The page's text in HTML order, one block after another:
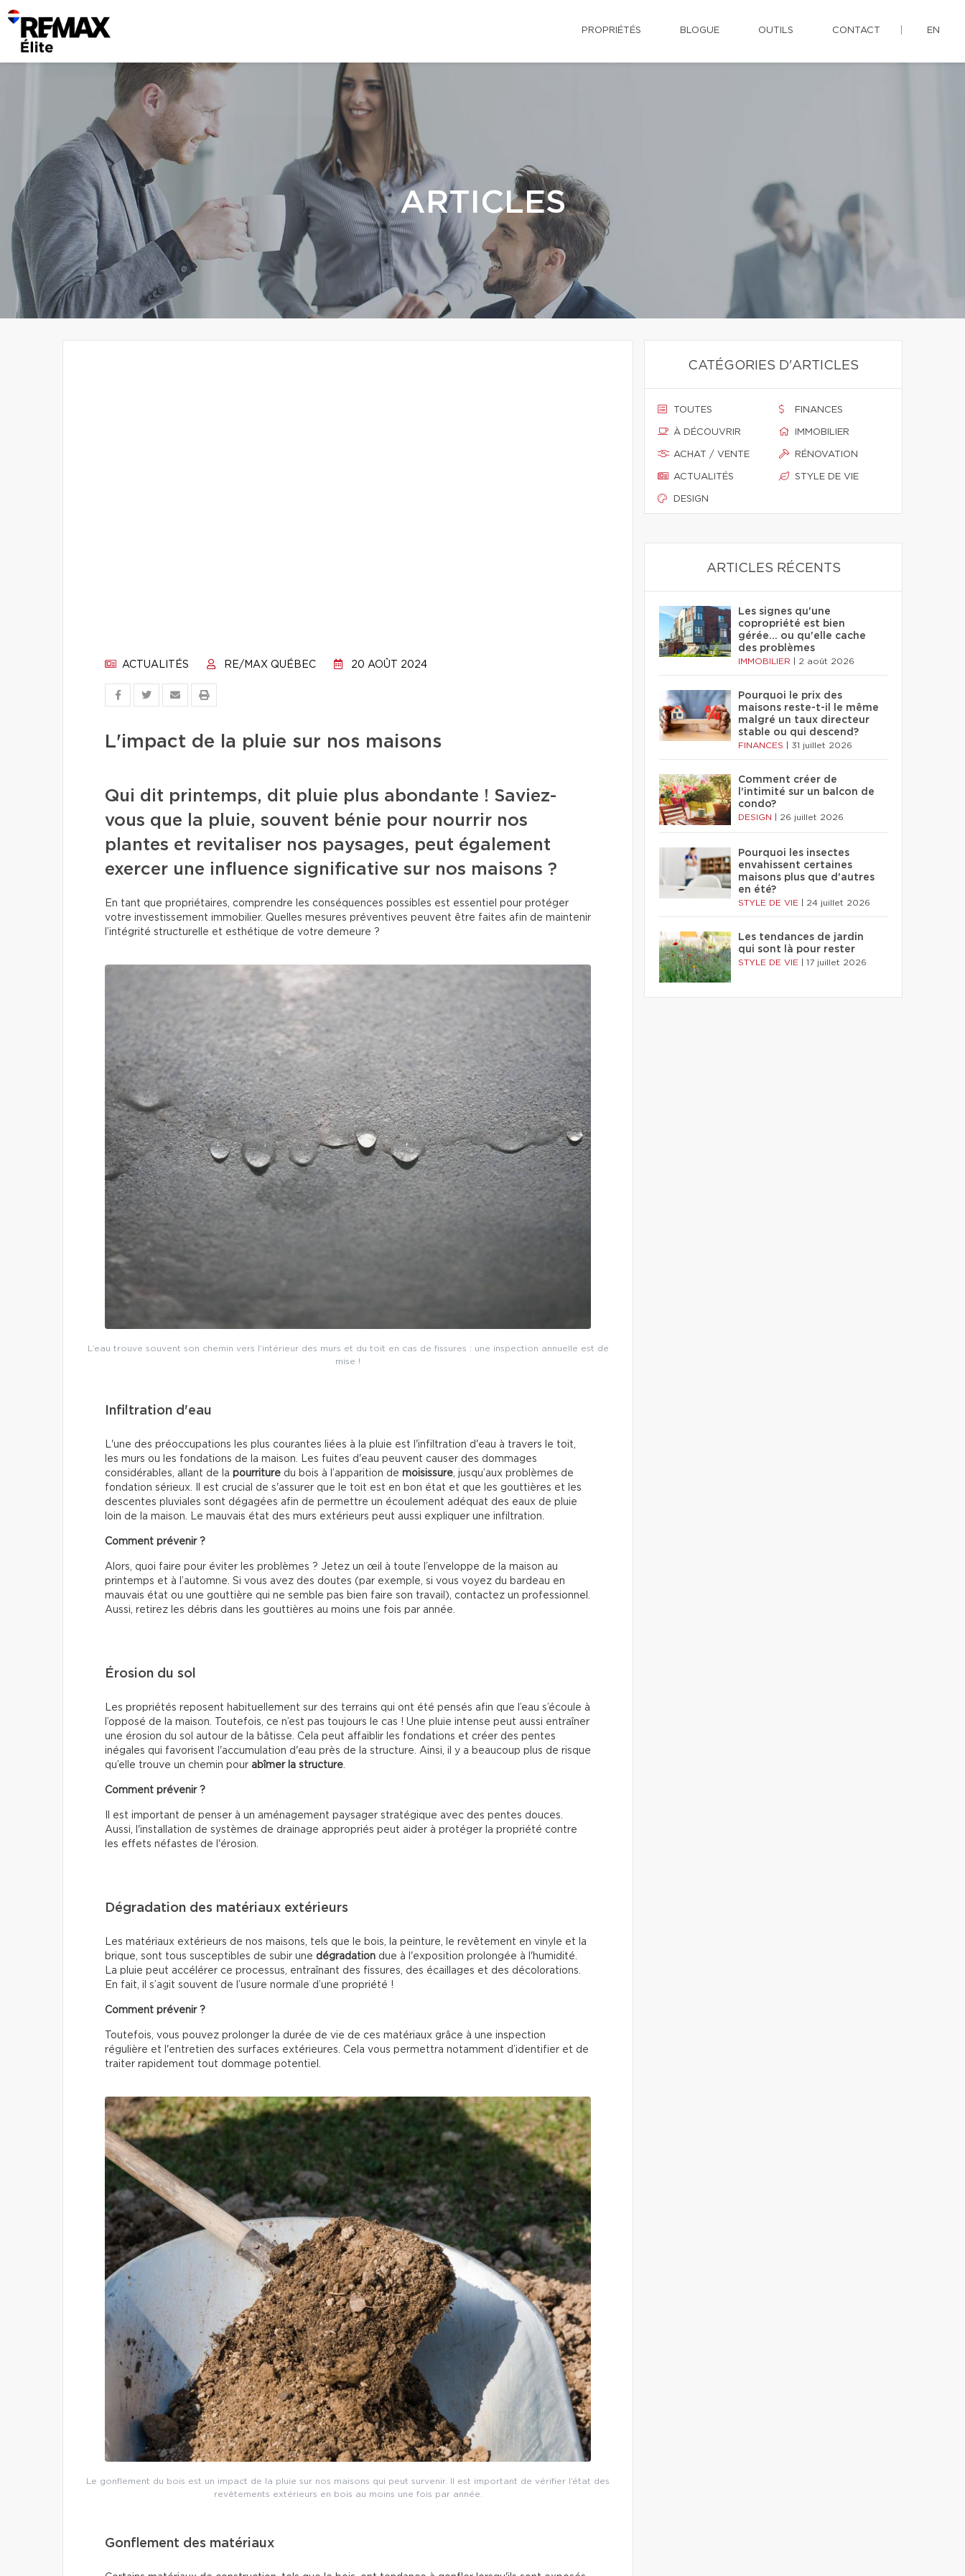
PROPRIÉTÉS BLOGUE OUTILS CONTACT EN
ARTICLES
ACTUALITÉS RE/MAX QUÉBEC 20 AOÛT 2024
L'impact de la pluie sur nos maisons
Qui dit printemps, dit pluie plus abondante ! Saviez-
vous que la pluie, souvent bénie pour nourrir nos
plantes et revitaliser nos paysages, peut également
exercer une influence significative sur nos maisons ?
En tant que propriétaires, comprendre les conséquences possibles est essentiel pour protéger
votre investissement immobilier. Quelles mesures préventives peuvent être faites afin de maintenir
l’intégrité structurelle et esthétique de votre demeure ?
L’eau trouve souvent son chemin vers l’intérieur des murs et du toit en cas de fissures : une inspection annuelle est de
mise !
Infiltration d'eau
L'une des préoccupations les plus courantes liées à la pluie est l'infiltration d'eau à travers le toit,
les murs ou les fondations de la maison. Les fuites d'eau peuvent causer des dommages
considérables, allant de la pourriture du bois à l’apparition de moisissure, jusqu’aux problèmes de
fondation sérieux. Il est crucial de s'assurer que le toit est en bon état et que les gouttières et les
descentes pluviales sont dégagées afin de permettre un écoulement adéquat des eaux de pluie
loin de la maison. Le mauvais état des murs extérieurs peut aussi expliquer une infiltration.
Comment prévenir ?
Alors, quoi faire pour éviter les problèmes ? Jetez un œil à toute l’enveloppe de la maison au
printemps et à l’automne. Si vous avez des doutes (par exemple, si vous voyez du bardeau en
mauvais état ou une gouttière qui ne semble pas bien faire son travail), contactez un professionnel.
Aussi, retirez les débris dans les gouttières au moins une fois par année.
Érosion du sol
Les propriétés reposent habituellement sur des terrains qui ont été pensés afin que l’eau s’écoule à
l’opposé de la maison. Toutefois, ce n’est pas toujours le cas ! Une pluie intense peut aussi entraîner
une érosion du sol autour de la bâtisse. Cela peut affaiblir les fondations et créer des pentes
inégales qui favorisent l'accumulation d'eau près de la structure. Ainsi, il y a beaucoup plus de risque
qu’elle trouve un chemin pour abîmer la structure.
Comment prévenir ?
Il est important de penser à un aménagement paysager stratégique avec des pentes douces.
Aussi, l'installation de systèmes de drainage appropriés peut aider à protéger la propriété contre
les effets néfastes de l'érosion.
Dégradation des matériaux extérieurs
Les matériaux extérieurs de nos maisons, tels que le bois, la peinture, le revêtement en vinyle et la
brique, sont tous susceptibles de subir une dégradation due à l'exposition prolongée à l'humidité.
La pluie peut accélérer ce processus, entraînant des fissures, des écaillages et des décolorations.
En fait, il s’agit souvent de l’usure normale d’une propriété !
Comment prévenir ?
Toutefois, vous pouvez prolonger la durée de vie de ces matériaux grâce à une inspection
régulière et l'entretien des surfaces extérieures. Cela vous permettra notamment d’identifier et de
traiter rapidement tout dommage potentiel.
Le gonflement du bois est un impact de la pluie sur nos maisons qui peut survenir. Il est important de vérifier l’état des
revêtements extérieurs en bois au moins une fois par année.
Gonflement des matériaux
CATÉGORIES D'ARTICLES
TOUTES
À DÉCOUVRIR
ACHAT / VENTE
ACTUALITÉS
DESIGN
FINANCES
IMMOBILIER
RÉNOVATION
STYLE DE VIE
ARTICLES RÉCENTS
Les signes qu'une
copropriété est bien
gérée… ou qu'elle cache
des problèmes
IMMOBILIER 2 août 2026
Pourquoi le prix des
maisons reste-t-il le même
malgré un taux directeur
stable ou qui descend?
FINANCES 31 juillet 2026
Comment créer de
l'intimité sur un balcon de
condo?
DESIGN 26 juillet 2026
Pourquoi les insectes
envahissent certaines
maisons plus que d'autres
en été?
STYLE DE VIE 24 juillet 2026
Les tendances de jardin
qui sont là pour rester
STYLE DE VIE 17 juillet 2026